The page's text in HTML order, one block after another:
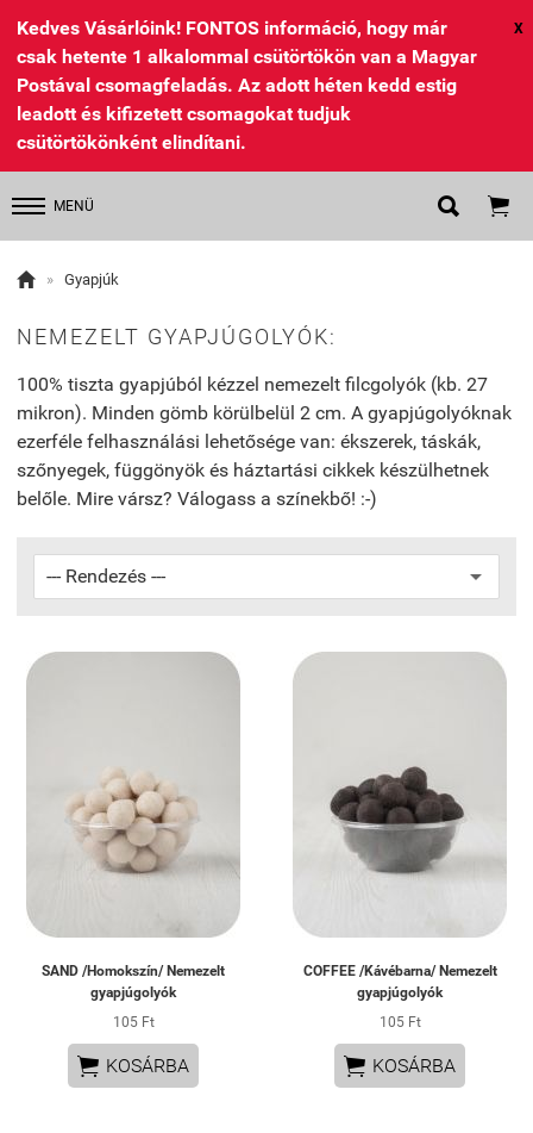
Kedves Vásárlóink! FONTOS információ, hogy már
csak hetente 1 alkalommal csütörtökön van a Magyar
Postával csomagfeladás. Az adott héten kedd estig
leadott és kifizetett csomagokat tudjuk
csütörtökönként elindítani.
X
MENÜ  
 » Gyapjúk
NEMEZELT GYAPJÚGOLYÓK:
100% tiszta gyapjúból kézzel nemezelt filcgolyók (kb. 27
mikron). Minden gömb körülbelül 2 cm. A gyapjúgolyóknak
ezerféle felhasználási lehetősége van: ékszerek, táskák,
szőnyegek, függönyök és háztartási cikkek készülhetnek
belőle. Mire vársz? Válogass a színekbő! :-)
SAND /Homokszín/ Nemezelt
gyapjúgolyók
105 Ft
 KOSÁRBA
COFFEE /Kávébarna/ Nemezelt
gyapjúgolyók
105 Ft
 KOSÁRBA